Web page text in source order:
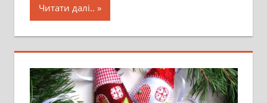
Читати далі..